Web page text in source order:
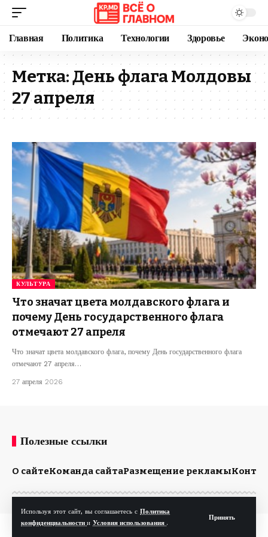
Используя этот сайт, вы соглашаетесь с Политика
конфиденциальности и Условия использования .
Принять
Главная Политика Технологии Здоровье
Метка:День флага Молдовы
27 апреля
КУЛЬТУРА
Что значат цвета молдавского флага и
почему День государственного флага
отмечают 27 апреля
Что значат цвета молдавского флага, почему День государственного флага
отмечают 27 апреля…
27 апреля 2026
Полезные ссылки
О сайтеКоманда сайтаРазмещение рекламы
© Kp.md. Все права защищены.